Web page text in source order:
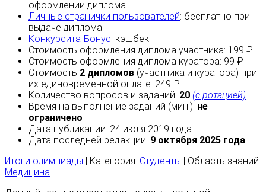
оформлении диплома
Личные странички пользователей: бесплатно при
выдаче диплома
Конкурсита-Бонус: кэшбек
Стоимость оформления диплома участника: 199 ₽
Стоимость оформления диплома куратора: 99 ₽
Стоимость 2 дипломов (участника и куратора) при
их единовременной оплате: 249 ₽
Количество вопросов и заданий: 20 (с ротацией)
Время на выполнение заданий (мин.): не
ограничено
Дата публикации: 24 июля 2019 года
Дата последней редакции: 9 октября 2025 года
Итоги олимпиады
| Категория: Студенты | Область знаний:
Медицина